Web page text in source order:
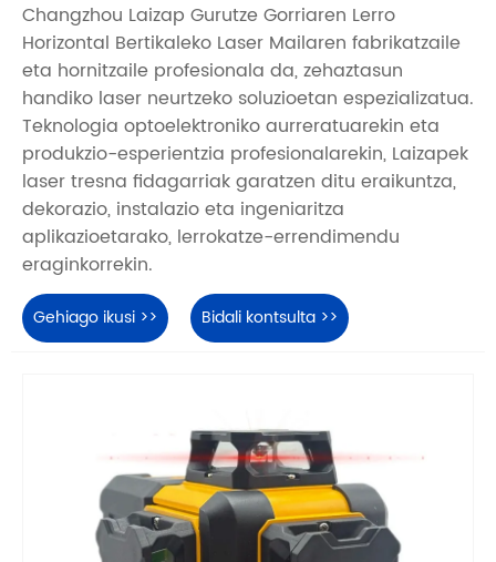
Changzhou Laizap Gurutze Gorriaren Lerro
Horizontal Bertikaleko Laser Mailaren fabrikatzaile
eta hornitzaile profesionala da, zehaztasun
handiko laser neurtzeko soluzioetan espezializatua.
Teknologia optoelektroniko aurreratuarekin eta
produkzio-esperientzia profesionalarekin, Laizapek
laser tresna fidagarriak garatzen ditu eraikuntza,
dekorazio, instalazio eta ingeniaritza
aplikazioetarako, lerrokatze-errendimendu
eraginkorrekin.
Gehiago ikusi >> Bidali kontsulta >>